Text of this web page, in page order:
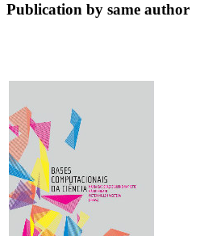
Publication by same author